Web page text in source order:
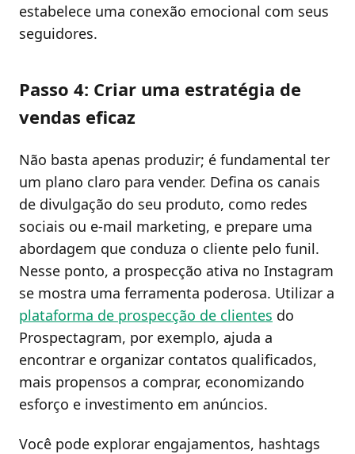
estabelece uma conexão emocional com seus
seguidores.
Passo 4: Criar uma estratégia de
vendas eficaz
Não basta apenas produzir; é fundamental ter
um plano claro para vender. Defina os canais
de divulgação do seu produto, como redes
sociais ou e-mail marketing, e prepare uma
abordagem que conduza o cliente pelo funil.
Nesse ponto, a prospecção ativa no Instagram
se mostra uma ferramenta poderosa. Utilizar a
plataforma de prospecção de clientes do
Prospectagram, por exemplo, ajuda a
encontrar e organizar contatos qualificados,
mais propensos a comprar, economizando
esforço e investimento em anúncios.
Você pode explorar engajamentos, hashtags